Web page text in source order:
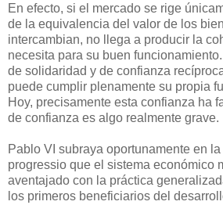
En efecto, si el mercado se rige
de la equivalencia del valor de los
intercambian, no llega a producir la
necesita para su buen
de solidaridad y de confianza
puede cumplir plenamente su propia
Hoy, precisamente esta confianza ha
de confianza es algo realmente grave.
Pablo VI subraya oportunamente en
progressio que el sistema económico
aventajado con la práctica
los primeros beneficiarios del